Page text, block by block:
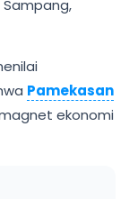
Pamekasan
ekonomi